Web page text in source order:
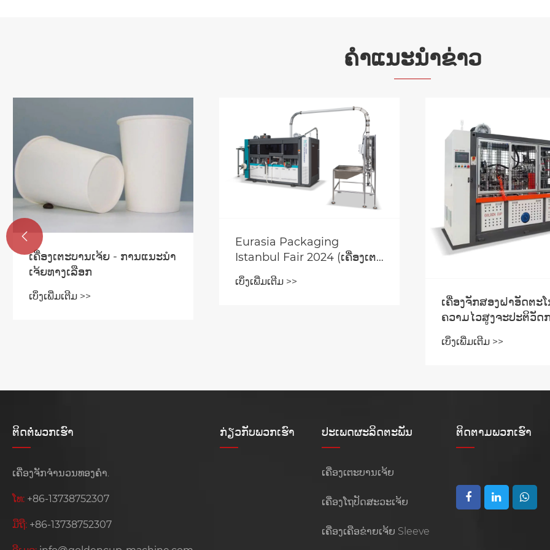
ຄໍາແນະນໍາຂ່າວ
ເຄື່ອງເຕະບານເຈ້ຍ - ການແນະນໍາ
ເຈ້ຍທາງເລືອກ
ເບິ່ງເພີ່ມເຕີມ >>
Eurasia Packaging
Istanbul Fair 2024 (ເຄື່ອງເຕະ
ບານເຈ້ຍ)
ເບິ່ງເພີ່ມເຕີມ >>
ເຄື່ອງຈັກສອງຝາອັດຕະ
ຄວາມໄວສູງຈະປະຕິວັດ
ຜະລິດຈອກເຈ້ຍແນວໃດ
ເບິ່ງເພີ່ມເຕີມ >>

ຕິດ​ຕໍ່​ພວກ​ເຮົາ
ເຄື່ອງຈັກຈໍານວນທອງຄໍາ.
ໂທ: +86-13738752307
ມືຖື: +86-13738752307
ກ່ຽວກັບພວກເຮົາ ປະເພດຜະລິດຕະພັນ
ເຄື່ອງເຕະບານເຈ້ຍ
ເຄື່ອງໂຖປັດສະວະເຈ້ຍ
ເຄື່ອງເຄືອຂ່າຍເຈ້ຍ Sleeve
ຕິດ​ຕາມ​ພວກ​ເຮົາ